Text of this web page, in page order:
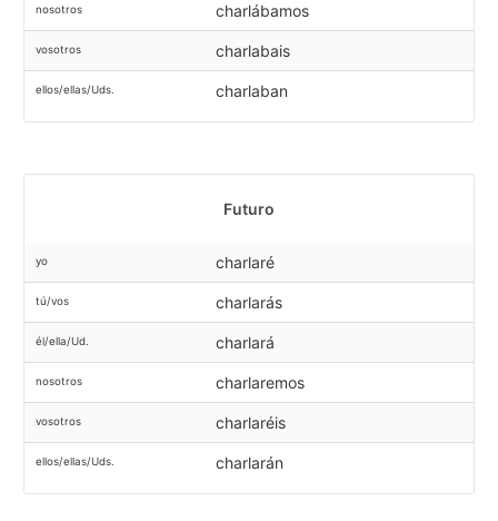
nosotros charlábamos
vosotros charlabais
ellos/ellas/Uds. charlaban
Futuro
yo charlaré
tú/vos charlarás
él/ella/Ud. charlará
nosotros charlaremos
vosotros charlaréis
ellos/ellas/Uds. charlarán